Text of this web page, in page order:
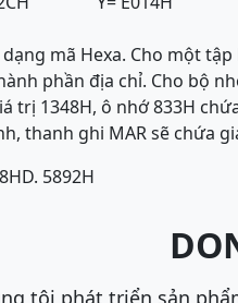
mã Hexa. Cho một
phần địa chỉ. Cho bộ
trị 1348H, ô nhớ 833H
thanh ghi MAR sẽ chứa
D. 5892H
tôi phát triển sản